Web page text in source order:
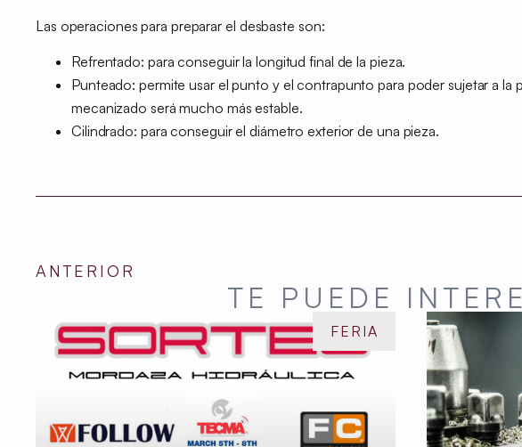
Las operaciones para preparar el desbaste son:
Refrentado: para conseguir la longitud final de la pieza.
Punteado: permite usar el punto y el contrapunto para poder sujetar a la
mecanizado será mucho más estable.
Cilindrado: para conseguir el diámetro exterior de una pieza.
ANTERIOR
TE PUEDE
FERIA